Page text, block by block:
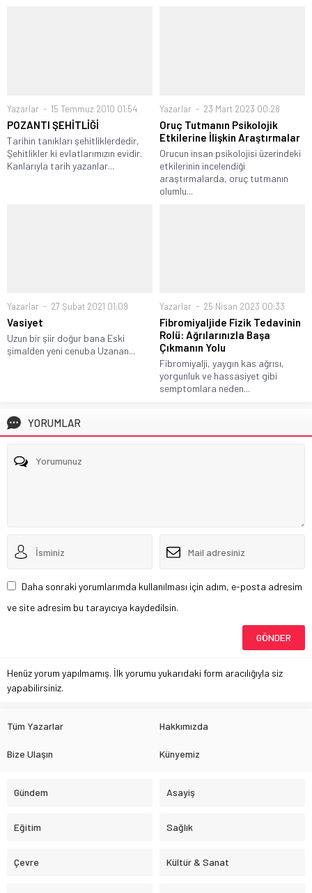
Yazarlar 15 Temmuz 2010 01:54
POZANTI ŞEHİTLİĞİ
Tarihin tanıkları şehitliklerdedir,
Şehitlikler ki evlatlarımızın evidir.
Kanlarıyla tarih yazanlar...
Yazarlar 23 Mart 2023 00:28
Oruç Tutmanın Psikolojik
Etkilerine İlişkin Araştırmalar
Orucun insan psikolojisi üzerindeki
etkilerinin incelendiği
araştırmalarda, oruç tutmanın
olumlu...
Yazarlar 27 Şubat 2021 01:09
Vasiyet
Uzun bir şiir doğur bana Eski
şimalden yeni cenuba Uzanan...
Yazarlar 25 Nisan 2023 00:33
Fibromiyaljide Fizik Tedavinin
Rolü: Ağrılarınızla Başa
Çıkmanın Yolu
Fibromiyalji, yaygın kas ağrısı,
yorgunluk ve hassasiyet gibi
semptomlara neden...
YORUMLAR
Daha sonraki yorumlarımda kullanılması için adım, e-posta adresim
ve site adresim bu tarayıcıya kaydedilsin.
Henüz yorum yapılmamış. İlk yorumu yukarıdaki form aracılığıyla siz
yapabilirsiniz.
Tüm Yazarlar Hakkımızda
Bize Ulaşın Künyemiz
Gündem Asayiş
Eğitim Sağlık
Çevre Kültür & Sanat